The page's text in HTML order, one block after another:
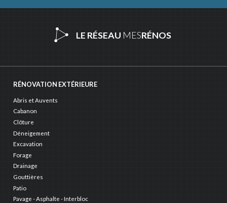
LE RÉSEAU MESRÉNOS
RÉNOVATION EXTÉRIEURE
Abris et Auvents
Cabanon
Clôture
Déneigement
Excavation
Forage
Drainage
Gouttières
Patio
Pavage - Asphalte - Interbloc